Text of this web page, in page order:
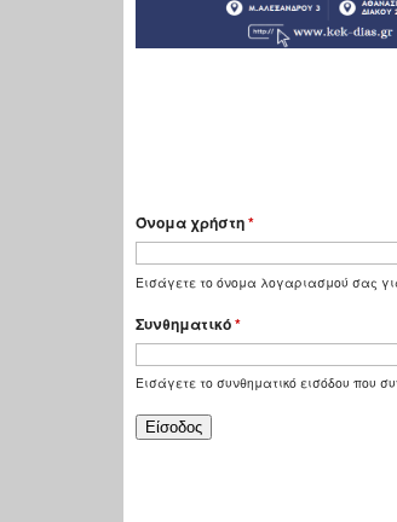
Όνομα χρήστη*
Εισάγετε το όνομα λογαριασμού σας
Συνθηματικό*
Εισάγετε το συνθηματικό εισόδου που